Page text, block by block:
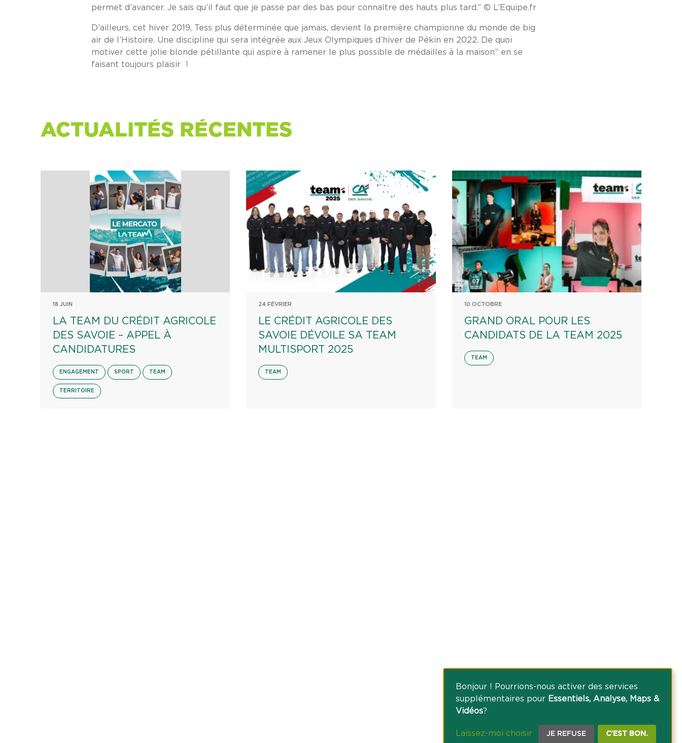
Bonjour ! Pourrions-nous activer des services
supplémentaires pour Essentiels, Analyse, Maps &
Vidéos?
Laissez-moi choisir JE REFUSE C'EST BON.
permet d’avancer. Je sais qu’il faut que je passe par des bas pour connaître des hauts plus tard.” © L’Equipe.fr
D’ailleurs, cet hiver 2019, Tess plus déterminée que jamais, devient la première championne du monde de big
air de l’Histoire. Une discipline qui sera intégrée aux Jeux Olympiques d’hiver de Pékin en 2022. De quoi
motiver cette jolie blonde pétillante qui aspire à ramener le plus possible de médailles à la maison” en se
faisant toujours plaisir !
ACTUALITÉS RÉCENTES
18 JUIN
LA TEAM DU CRÉDIT AGRICOLE
DES SAVOIE – APPEL À
CANDIDATURES
ENGAGEMENT SPORT TEAM
TERRITOIRE
24 FÉVRIER
LE CRÉDIT AGRICOLE DES
SAVOIE DÉVOILE SA TEAM
MULTISPORT 2025
TEAM
10 OCTOBRE
GRAND ORAL POUR LES
CANDIDATS DE LA TEAM 2025
TEAM